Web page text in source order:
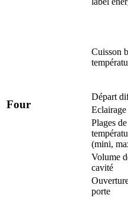
Four
Cuisson
Départ
Eclairage
Plages de
(mini,
Volume
cavité
porte